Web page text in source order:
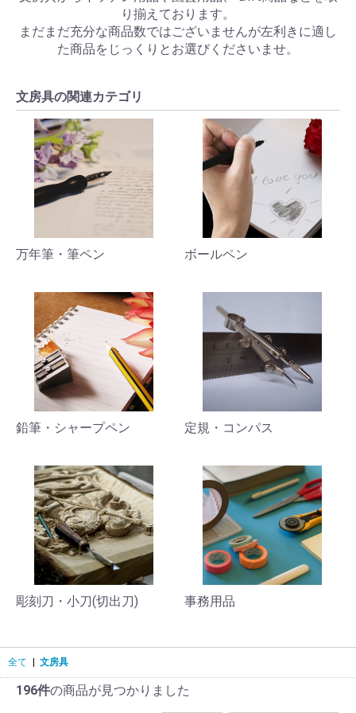
り揃えております。
まだまだ充分な商品数ではございませんが左利きに適し
た商品をじっくりとお選びくださいませ。
文房具の関連カテゴリ
万年筆・筆ペン ボールペン
鉛筆・シャープペン 定規・コンパス
彫刻刀・小刀(切出刀) 事務用品
全て 文房具
196件の商品が見つかりました